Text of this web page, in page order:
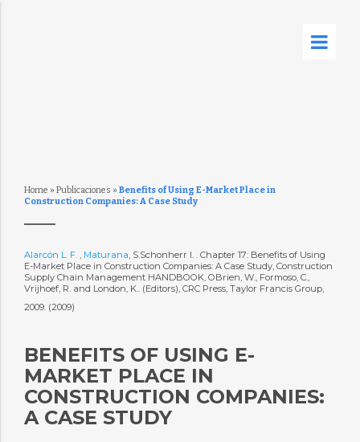
Home » Publicaciones » Benefits of Using E-Market Place in
Construction Companies: A Case Study
Alarcón L. F. , Maturana, S.Schonherr I. . Chapter 17: Benefits of Using
E-Market Place in Construction Companies: A Case Study, Construction
Supply Chain Management HANDBOOK, OBrien, W., Formoso, C.,
Vrijhoef, R. and London, K.. (Editors), CRC Press, Taylor Francis Group,
2009. (2009)
BENEFITS OF USING E-
MARKET PLACE IN
CONSTRUCTION COMPANIES:
A CASE STUDY